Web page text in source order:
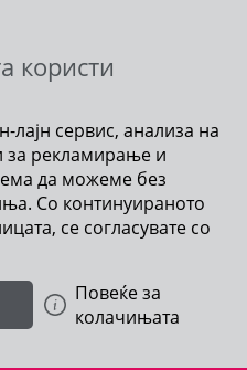
користи
лајн сервис, анализа на
за рекламирање и
да можеме без
Со континуираното
се согласувате со
Повеќе за
колачињата